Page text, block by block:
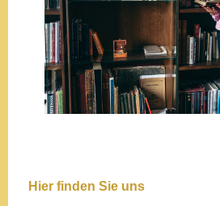
Hier finden Sie uns